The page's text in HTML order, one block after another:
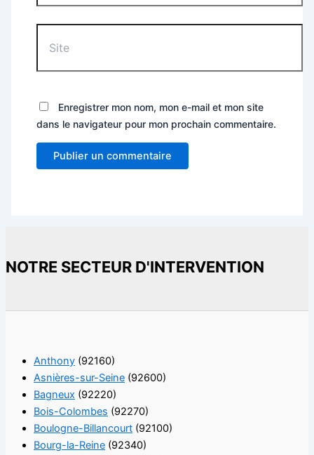
Enregistrer mon nom, mon e-mail et mon site
dans le navigateur pour mon prochain commentaire.
NOTRE SECTEUR D'INTERVENTION
Anthony (92160)
Asnières-sur-Seine (92600)
Bagneux (92220)
Bois-Colombes (92270)
Boulogne-Billancourt (92100)
Bourg-la-Reine (92340)